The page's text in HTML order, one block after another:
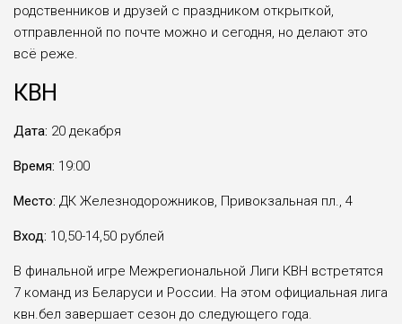
родственников и друзей с праздником открыткой,
отправленной по почте можно и сегодня, но делают это
всё реже.
КВН
Дата: 20 декабря
Время: 19:00
Место: ДК Железнодорожников, Привокзальная пл., 4
Вход: 10,50-14,50 рублей
В финальной игре Межрегиональной Лиги КВН встретятся
7 команд из Беларуси и России. На этом официальная лига
квн.бел завершает сезон до следующего года.